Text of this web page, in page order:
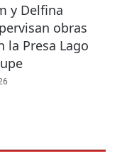
y Delfina
obras
la Presa Lago